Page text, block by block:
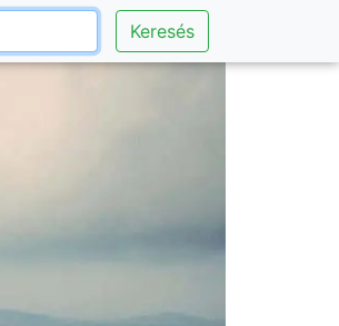
Keresés